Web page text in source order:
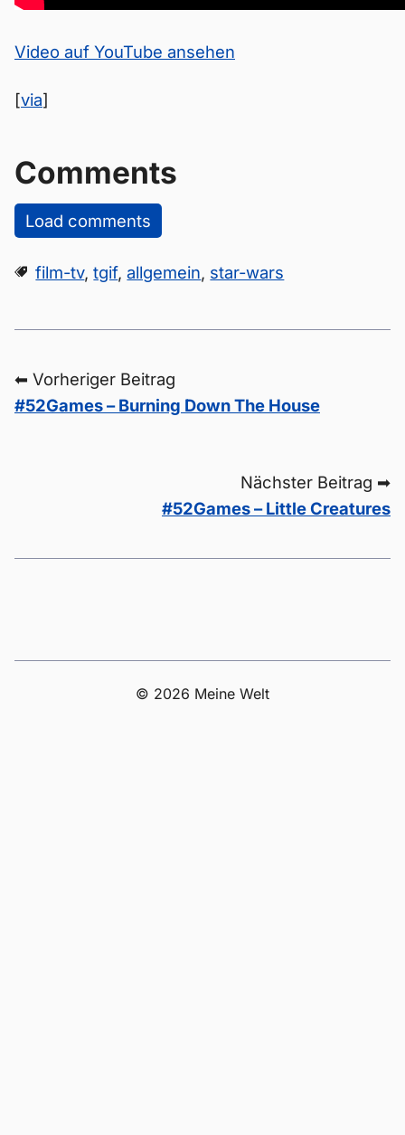
Video auf YouTube ansehen
[via]
Comments
Load comments
film-tv,tgif,allgemein, star-wars
⬅ Vorheriger Beitrag
#52Games – Burning Down The House
Nächster Beitrag ➡
#52Games – Little Creatures
© 2026 Meine Welt